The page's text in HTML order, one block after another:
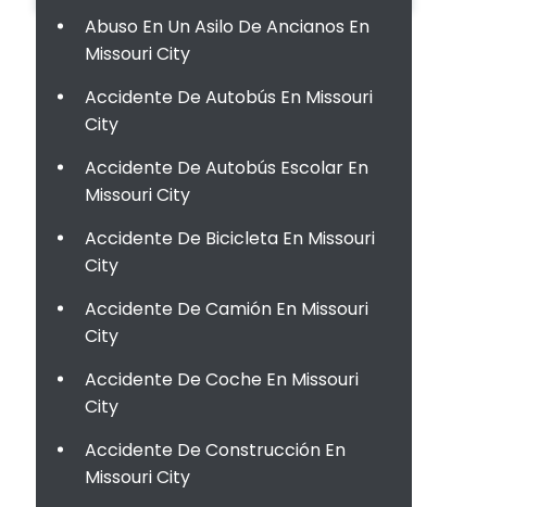
Abuso En Un Asilo De Ancianos En
Missouri City
Accidente De Autobús En Missouri
City
Accidente De Autobús Escolar En
Missouri City
Accidente De Bicicleta En Missouri
City
Accidente De Camión En Missouri
City
Accidente De Coche En Missouri
City
Accidente De Construcción En
Missouri City